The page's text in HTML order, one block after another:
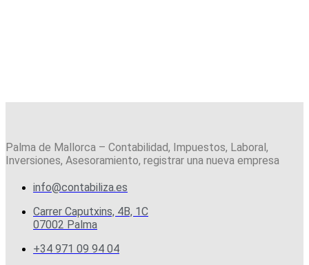
Palma de Mallorca – Contabilidad, Impuestos, Laboral,
Inversiones, Asesoramiento, registrar una nueva empresa
info@contabiliza.es
Carrer Caputxins, 4B, 1C
07002 Palma
+34 971 09 94 04